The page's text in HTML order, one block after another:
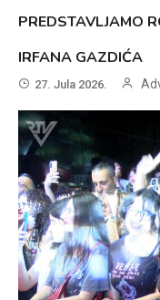
PREDSTAVLJAMO
IRFANA GAZDIĆA
27. Jula 2026.